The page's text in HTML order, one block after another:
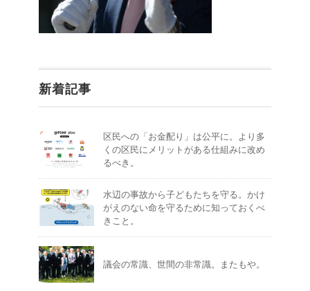
新着記事
区民への「お金配り」は公平に。より多
くの区民にメリットがある仕組みに改め
るべき。
水辺の事故から子どもたちを守る。かけ
がえのない命を守るために知っておくべ
きこと。
議会の常識、世間の非常識。またもや。